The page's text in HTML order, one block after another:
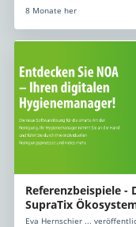
8 Monate her
Referenzbeispiele -
SupraTix
Eva Hernschier ...